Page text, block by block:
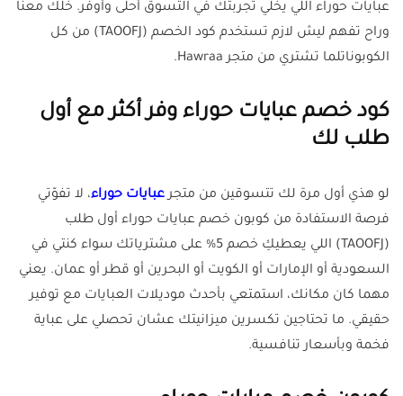
عبايات حوراء اللي يخلّي تجربتك في التسوق أحلى وأوفر. خلك معنا
وراح تفهم ليش لازم تستخدم كود الخصم (TAOOFJ) من كل
الكوبوناتلما تشتري من متجر Hawraa.
كود خصم عبايات حوراء وفر أكثر مع أول
طلب لك
لو هذي أول مرة لك تتسوقين من متجرعبايات حوراء، لا تفوّتي
فرصة الاستفادة من كوبون خصم عبايات حوراء أول طلب
(TAOOFJ) اللي يعطيكِ خصم 5% على مشترياتك سواء كنتي في
السعودية أو الإمارات أو الكويت أو البحرين أو قطر أو عمان. يعني
مهما كان مكانك، استمتعي بأحدث موديلات العبايات مع توفير
حقيقي. ما تحتاجين تكسرين ميزانيتك عشان تحصلي على عباية
فخمة وبأسعار تنافسية.